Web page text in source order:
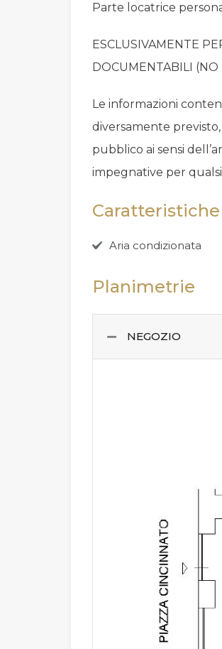
Parte locatrice
ESCLUSIVAMENTE
DOCUMENTABILI (NO
Le informazioni
diversamente
pubblico ai sensi
impegnative per
Caratteristiche
Aria condizionata
Planimetrie
NEGOZIO